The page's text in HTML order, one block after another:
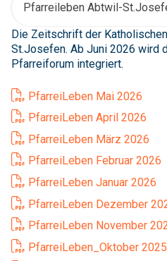
Pfarreileben Abtwil-
Die Zeitschrift der
St.Josefen. Ab Juni 2026 wird
Pfarreiforum integriert.
PfarreiLeben Mai 2026
PfarreiLeben April 2026
PfarreiLeben März 2026
PfarreiLeben Februar 2026
PfarreiLeben Januar 2026
PfarreiLeben Dezember
PfarreiLeben November
PfarreiLeben_Oktober 2025